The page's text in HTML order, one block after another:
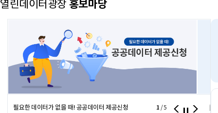
열린데이터광장 홍보마당
필요한 데이터가 없을 때! 공공데이터 제공신청 서
1 /5